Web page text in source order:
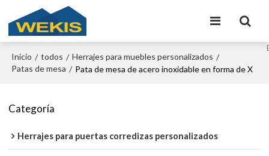
Inicio / todos / Herrajes para muebles personalizados /
Patas de mesa / Pata de mesa de acero inoxidable en forma de X
Categoría
Herrajes para puertas corredizas personalizados